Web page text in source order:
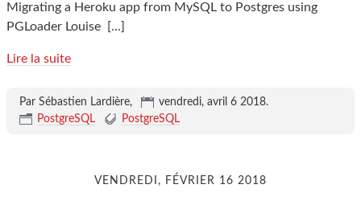
Migrating a Heroku app from MySQL to Postgres using
PGLoader Louise
[…]
Lire la suite
Par Sébastien Lardière, vendredi, avril 6 2018.
PostgreSQL
PostgreSQL
VENDREDI, FÉVRIER 16 2018